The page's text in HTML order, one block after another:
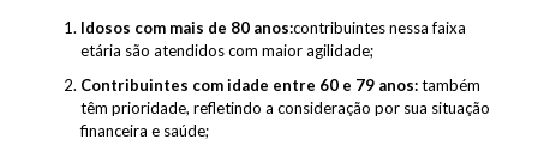
Idosos com mais de 80 anos:contribuintes nessa faixa
etária são atendidos com maior agilidade;
Contribuintes com idade entre 60 e 79 anos:também
têm prioridade, refletindo a consideração por sua situação
financeira e saúde;